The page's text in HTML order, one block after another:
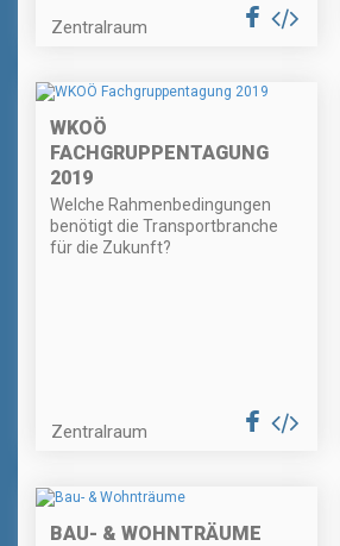
Zentralraum
WKOÖ
FACHGRUPPENTAGUNG
2019
Welche Rahmenbedingungen
benötigt die Transportbranche
für die Zukunft?
Zentralraum
BAU- & WOHNTRÄUME